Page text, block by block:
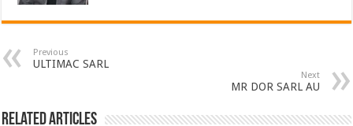
Previous
ULTIMAC SARL
Next
MR DOR SARL AU
Related Articles